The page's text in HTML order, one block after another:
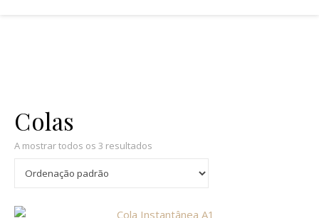
Colas
A mostrar todos os 3 resultados